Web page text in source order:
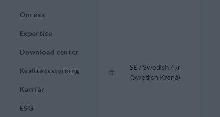
Om oss
Expertise
Download center
Kvalitetsstyrning
Karriär
ESG
SE / Swedish / kr
(Swedish Krona)